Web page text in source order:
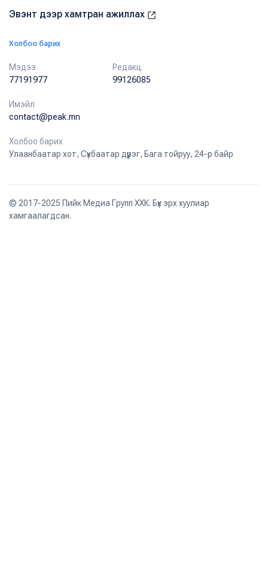
Эвэнт дээр хамтран ажиллах
Холбоо барих
Мэдээ
77191977
Редакц
99126085
Имэйл
contact@peak.mn
Холбоо барих
Улаанбаатар хот, Сүхбаатар дүүрэг, Бага тойруу, 24-р байр
© 2017-2025 Пийк Медиа Групп ХХК. Бүх эрх хуулиар
хамгаалагдсан.